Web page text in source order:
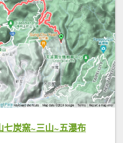
七炭窯~三山~五瀑布